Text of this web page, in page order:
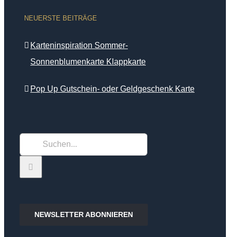
NEUERSTE BEITRÄGE
Karteninspiration Sommer-
Sonnenblumenkarte Klappkarte
Pop Up Gutschein- oder Geldgeschenk Karte
nach:
NEWSLETTER ABONNIEREN